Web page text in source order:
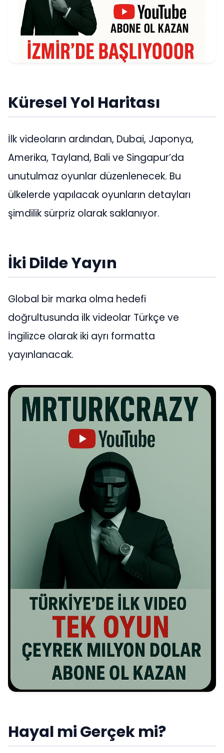
Küresel Yol Haritası
İlk videoların ardından, Dubai, Japonya,
Amerika, Tayland, Bali ve Singapur’da
unutulmaz oyunlar düzenlenecek. Bu
ülkelerde yapılacak oyunların detayları
şimdilik sürpriz olarak saklanıyor.
İki Dilde Yayın
Global bir marka olma hedefi
doğrultusunda ilk videolar Türkçe ve
İngilizce olarak iki ayrı formatta
yayınlanacak.
Hayal mi Gerçek mi?